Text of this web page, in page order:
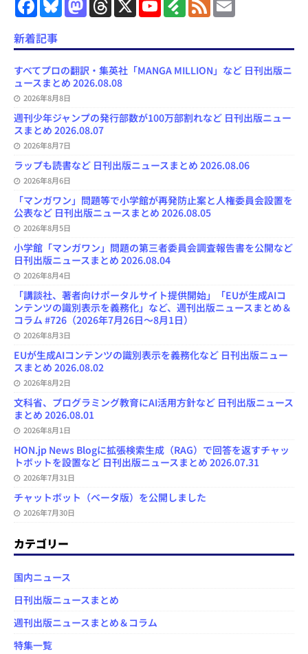
a
e
b
o
k
s
y
a
o
o
n
h
a
s
o
u
e
C
n
n
e
l
e
l
新着記事
すべてプロの翻訳・集英社「MANGA MILLION」など 日刊出版ニ
ュースまとめ 2026.08.08
2026年8月8日
週刊少年ジャンプの発行部数が100万部割れなど 日刊出版ニュー
スまとめ 2026.08.07
2026年8月7日
ラップも読書など 日刊出版ニュースまとめ 2026.08.06
2026年8月6日
「マンガワン」問題等で小学館が再発防止案と人権委員会設置を
公表など 日刊出版ニュースまとめ 2026.08.05
2026年8月5日
小学館「マンガワン」問題の第三者委員会調査報告書を公開など
日刊出版ニュースまとめ 2026.08.04
2026年8月4日
「講談社、著者向けポータルサイト提供開始」「EUが生成AIコ
ンテンツの識別表示を義務化」など、週刊出版ニュースまとめ＆
コラム #726（2026年7月26日～8月1日）
2026年8月3日
EUが生成AIコンテンツの識別表示を義務化など 日刊出版ニュー
スまとめ 2026.08.02
2026年8月2日
文科省、プログラミング教育にAI活用方針など 日刊出版ニュース
まとめ 2026.08.01
2026年8月1日
HON.jp News Blogに拡張検索生成（RAG）で回答を返すチャッ
トボットを設置など 日刊出版ニュースまとめ 2026.07.31
2026年7月31日
チャットボット（ベータ版）を公開しました
2026年7月30日
カテゴリー
国内ニュース
日刊出版ニュースまとめ
週刊出版ニュースまとめ＆コラム
特集一覧